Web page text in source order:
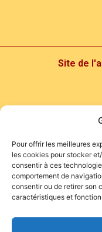
Pour offrir les meilleures
les cookies pour stocker
consentir à ces
comportement de
consentir ou de retirer son
caractéristiques et
Site de